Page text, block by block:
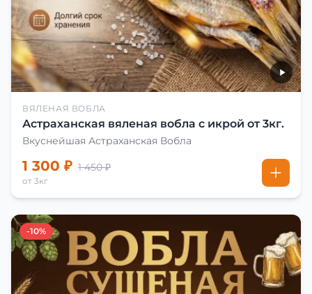
ВЯЛЕНАЯ ВОБЛА
Астраханская вяленая вобла с икрой от 3кг.
Вкуснейшая Астраханская Вобла
1 300 ₽ 1 450 ₽
от 3кг
-10%